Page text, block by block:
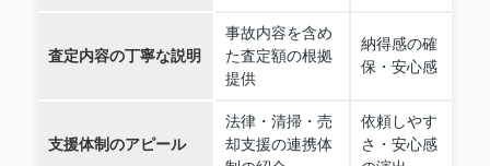
査定内容の丁寧な説明
事故内容を含め
た査定額の根拠
提供
納得感の確
保・安心感
支援体制のアピール
法律・清掃・売
却支援の連携体
依頼しやす
さ・安心感